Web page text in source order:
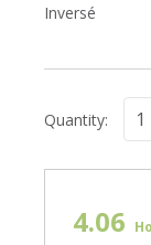
Inversé
Quantity:
4.06